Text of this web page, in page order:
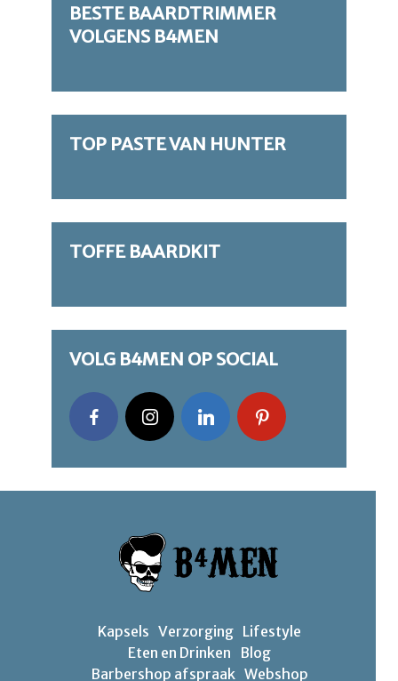
BESTE BAARDTRIMMER
VOLGENS B4MEN
TOP PASTE VAN HUNTER
TOFFE BAARDKIT
VOLG B4MEN OP SOCIAL
Kapsels Verzorging Lifestyle
Eten en Drinken
Blog
Barbershop afspraak Webshop